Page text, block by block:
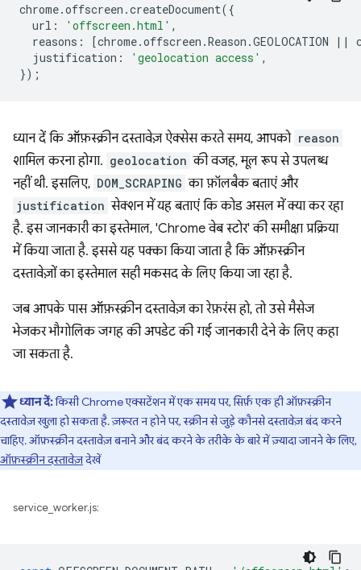
chrome.offscreen .createDocument({
url : 'offscreen.html' ,
reasons : [chrome.offscreen .Reason .GEOLOCATION ||
justification : 'geolocation access' ,
});
ध्यान दें कि ऑफ़स्क्रीन दस्तावेज़ ऐक्सेस करते समय, आपको reason
शामिल करना होगा. geolocation की वजह, मूल रूप से उपलब्ध
नहीं थी. इसलिए, DOM_SCRAPING का फ़ॉलबैक बताएं और
justification सेक्शन में यह बताएं कि कोड असल में क्या कर रहा
है. इस जानकारी का इस्तेमाल, 'Chrome वेब स्टोर' की समीक्षा प्रक्रिया
में किया जाता है. इससे यह पक्का किया जाता है कि ऑफ़स्क्रीन
दस्तावेज़ों का इस्तेमाल सही मकसद के लिए किया जा रहा है.
जब आपके पास ऑफ़स्क्रीन दस्तावेज़ का रेफ़रंस हो, तो उसे मैसेज
भेजकर भौगोलिक जगह की अपडेट की गई जानकारी देने के लिए कहा
जा सकता है.
ध्यान दें:किसी Chrome एक्सटेंशन में एक समय पर, सिर्फ़ एक ही ऑफ़स्क्रीन
दस्तावेज़ खुला हो सकता है. ज़रूरत न होने पर, स्क्रीन से जुड़े कौनसे दस्तावेज़ बंद करने
चाहिए. ऑफ़स्क्रीन दस्तावेज़ बनाने और बंद करने के तरीके के बारे में ज़्यादा जानने के लिए,
ऑफ़स्क्रीन दस्तावेज़देखें
service_worker.js: